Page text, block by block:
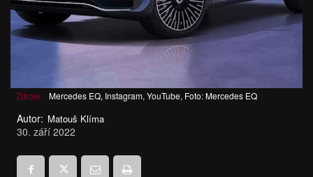
Zdroje: Mercedes EQ, Instagram, YouTube, Foto: Mercedes EQ
Autor: Matouš Klíma
30. září 2022